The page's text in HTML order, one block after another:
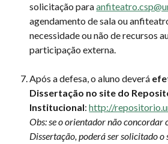
solicitação para
agendamento de sala ou
necessidade ou não de recursos
participação externa.
Após a defesa, o aluno deverá
Dissertação no site do
Institucional:http://
Obs: se o orientador não concordar
Dissertação, poderá ser solicitado o